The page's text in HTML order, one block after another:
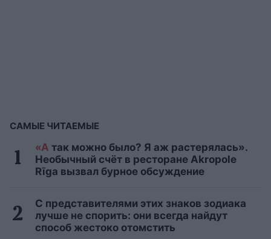
САМЫЕ ЧИТАЕМЫЕ
«А так можно было? Я аж растерялась».
Необычный счёт в ресторане Akropole
Rīga вызвал бурное обсуждение
С представителями этих знаков зодиака
лучше не спорить: они всегда найдут
способ жестоко отомстить